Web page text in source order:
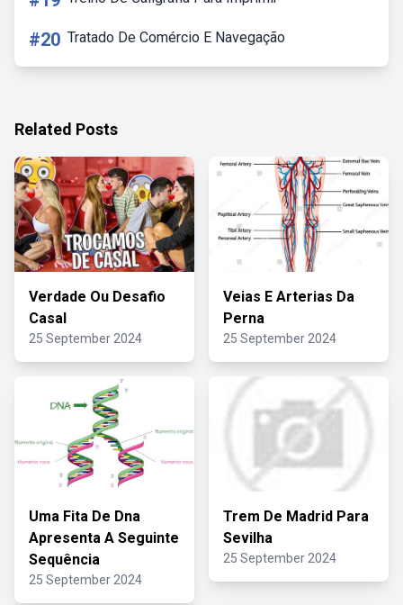
#20 Tratado De Comércio E Navegação
Related Posts
Verdade Ou Desafio
Casal
25 September 2024
Veias E Arterias Da
Perna
25 September 2024
Uma Fita De Dna
Apresenta A Seguinte
Sequência
25 September 2024
Trem De Madrid Para
Sevilha
25 September 2024